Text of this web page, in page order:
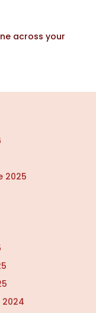
across your
2025